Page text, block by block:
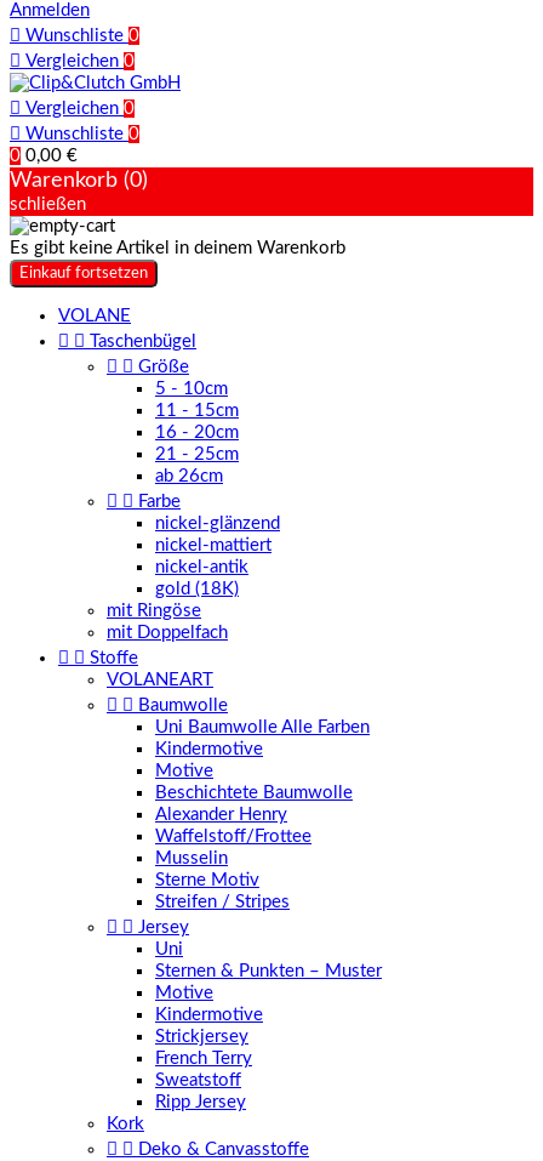
Anmelden
 Wunschliste 0
 Vergleichen 0
 Vergleichen 0
 Wunschliste 0
0 0,00 €
Warenkorb (0)
schließen
Es gibt keine Artikel in deinem Warenkorb
Einkauf fortsetzen
VOLANE
 
Taschenbügel
  Größe
5 - 10cm
11 - 15cm
16 - 20cm
21 - 25cm
ab 26cm
  Farbe
nickel-glänzend
nickel-mattiert
nickel-antik
gold (18K)
mit Ringöse
mit Doppelfach
  Stoffe
VOLANEART
  Baumwolle
Uni Baumwolle Alle Farben
Kindermotive
Motive
Beschichtete Baumwolle
Alexander Henry
Waffelstoff/Frottee
Musselin
Sterne Motiv
Streifen / Stripes
  Jersey
Uni
Sternen & Punkten – Muster
Motive
Kindermotive
Strickjersey
French Terry
Sweatstoff
Ripp Jersey
Kork
  Deko & Canvasstoffe